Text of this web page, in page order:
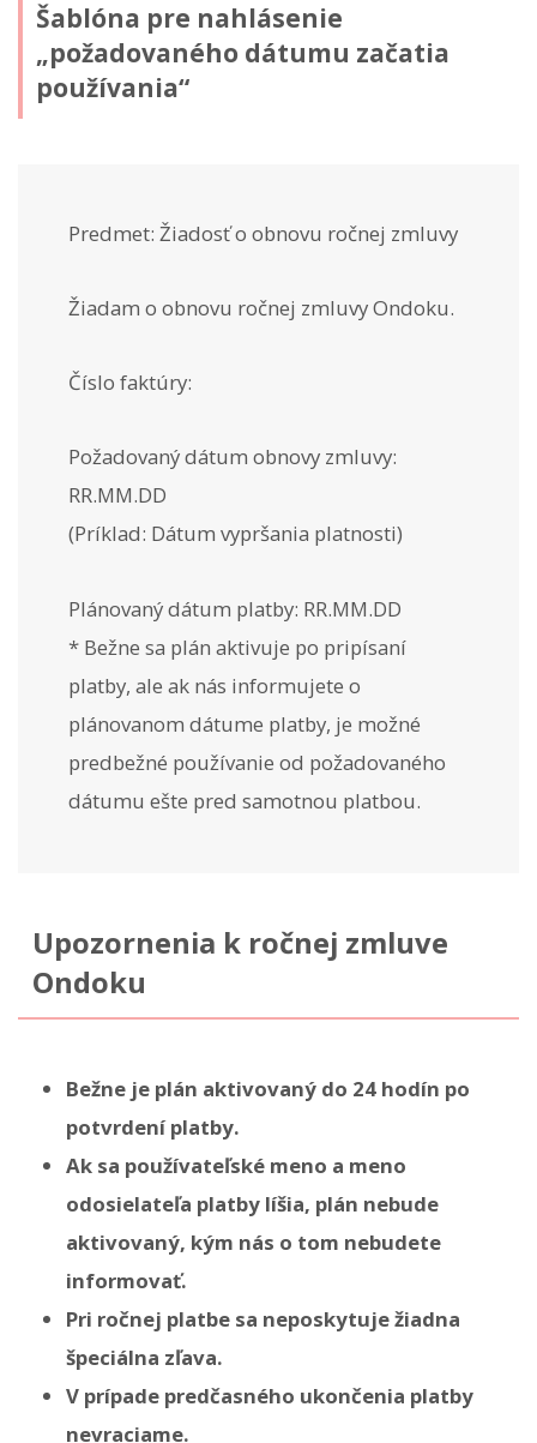
Šablóna pre nahlásenie
„požadovaného dátumu začatia
používania“
Predmet: Žiadosť o obnovu ročnej zmluvy
Žiadam o obnovu ročnej zmluvy Ondoku.
Číslo faktúry:
Požadovaný dátum obnovy zmluvy:
RR.MM.DD
(Príklad: Dátum vypršania platnosti)
Plánovaný dátum platby: RR.MM.DD
* Bežne sa plán aktivuje po pripísaní
platby, ale ak nás informujete o
plánovanom dátume platby, je možné
predbežné používanie od požadovaného
dátumu ešte pred samotnou platbou.
Upozornenia k ročnej zmluve
Ondoku
Bežne je plán aktivovaný do 24 hodín po
potvrdení platby.
Ak sa používateľské meno a meno
odosielateľa platby líšia, plán nebude
aktivovaný, kým nás o tom nebudete
informovať.
Pri ročnej platbe sa neposkytuje žiadna
špeciálna zľava.
V prípade predčasného ukončenia platby
nevraciame.